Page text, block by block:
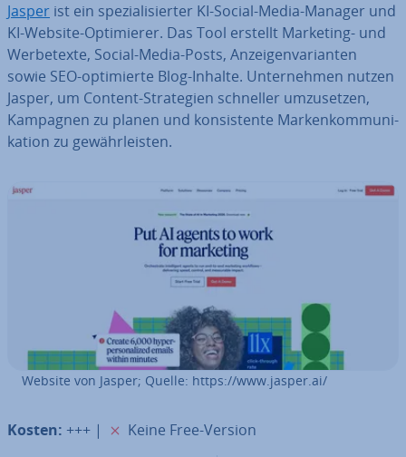
Jasper ist ein spe­zia­li­sier­ter KI-Social-Media-Manager und
KI-Website-Op­ti­mie­rer. Das Tool erstellt Marketing- und
Wer­be­tex­te, Social-Media-Posts, An­zei­gen­va­ri­an­ten
sowie SEO-op­ti­mier­te Blog-Inhalte. Un­ter­neh­men nutzen
Jasper, um Content-Stra­te­gien schneller um­zu­set­zen,
Kampagnen zu planen und kon­sis­ten­te Mar­ken­kom­mu­ni­
ka­ti­on zu ge­währ­leis­ten.
Website von Jasper; Quelle: https://www.jasper.ai/
Kosten: +++ | ✗
Keine Free-Version